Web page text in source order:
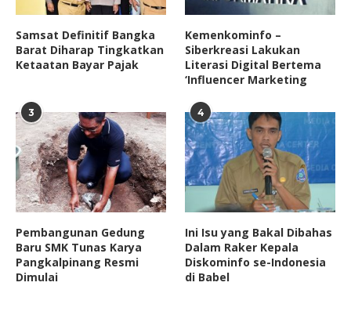
Samsat Definitif Bangka
Barat Diharap Tingkatkan
Ketaatan Bayar Pajak
Kemenkominfo –
Siberkreasi Lakukan
Literasi Digital Bertema
‘Influencer Marketing
3
Pembangunan Gedung
Baru SMK Tunas Karya
Pangkalpinang Resmi
Dimulai
4
Ini Isu yang Bakal Dibahas
Dalam Raker Kepala
Diskominfo se-Indonesia
di Babel